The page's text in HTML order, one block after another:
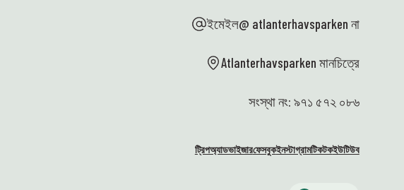
ইমেইল@ atlanterhavsparken না
Atlanterhavsparken মানচিত্রে
সংস্থা নং: ৯৭১ ৫৭২ ০৮৬
ট্রিপঅ্যাডভাইজারফেসবুকইনস্টাগ্রামটিকটকইউটিউব